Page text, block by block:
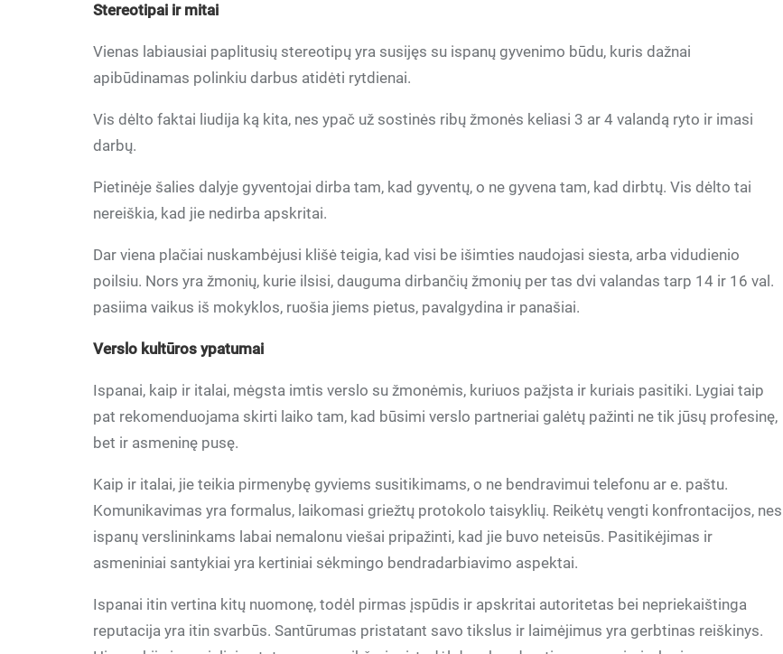
Stereotipai ir mitai
Vienas labiausiai paplitusių stereotipų yra susijęs su ispanų gyvenimo būdu, kuris dažnai
apibūdinamas polinkiu darbus atidėti rytdienai.
Vis dėlto faktai liudija ką kita, nes ypač už sostinės ribų žmonės keliasi 3 ar 4 valandą ryto ir imasi
darbų.
Pietinėje šalies dalyje gyventojai dirba tam, kad gyventų, o ne gyvena tam, kad dirbtų. Vis dėlto tai
nereiškia, kad jie nedirba apskritai.
Dar viena plačiai nuskambėjusi klišė teigia, kad visi be išimties naudojasi siesta, arba vidudienio
poilsiu. Nors yra žmonių, kurie ilsisi, dauguma dirbančių žmonių per tas dvi valandas tarp 14 ir 16 val.
pasiima vaikus iš mokyklos, ruošia jiems pietus, pavalgydina ir panašiai.
Verslo kultūros ypatumai
Ispanai, kaip ir italai, mėgsta imtis verslo su žmonėmis, kuriuos pažįsta ir kuriais pasitiki. Lygiai taip
pat rekomenduojama skirti laiko tam, kad būsimi verslo partneriai galėtų pažinti ne tik jūsų profesinę,
bet ir asmeninę pusę.
Kaip ir italai, jie teikia pirmenybę gyviems susitikimams, o ne bendravimui telefonu ar e. paštu.
Komunikavimas yra formalus, laikomasi griežtų protokolo taisyklių. Reikėtų vengti konfrontacijos, nes
ispanų verslininkams labai nemalonu viešai pripažinti, kad jie buvo neteisūs. Pasitikėjimas ir
asmeniniai santykiai yra kertiniai sėkmingo bendradarbiavimo aspektai.
Ispanai itin vertina kitų nuomonę, todėl pirmas įspūdis ir apskritai autoritetas bei nepriekaištinga
reputacija yra itin svarbūs. Santūrumas pristatant savo tikslus ir laimėjimus yra gerbtinas reiškinys.